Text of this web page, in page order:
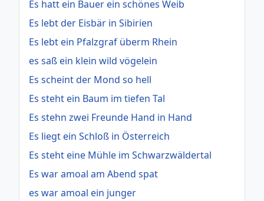
Es hatt ein Bauer ein schönes Weib
Es lebt der Eisbär in Sibirien
Es lebt ein Pfalzgraf überm Rhein
es saß ein klein wild vögelein
Es scheint der Mond so hell
Es steht ein Baum im tiefen Tal
Es stehn zwei Freunde Hand in Hand
Es liegt ein Schloß in Österreich
Es steht eine Mühle im Schwarzwäldertal
Es war amoal am Abend spat
es war amoal ein junger